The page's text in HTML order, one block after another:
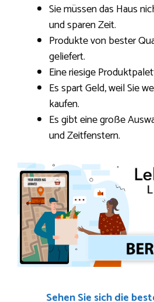
Sie müssen das Haus
und sparen Zeit.
Produkte von bester
geliefert.
Eine riesige
Es spart Geld, weil Sie
kaufen.
Es gibt eine große
und Zeitfenstern.
Sehen Sie sich die